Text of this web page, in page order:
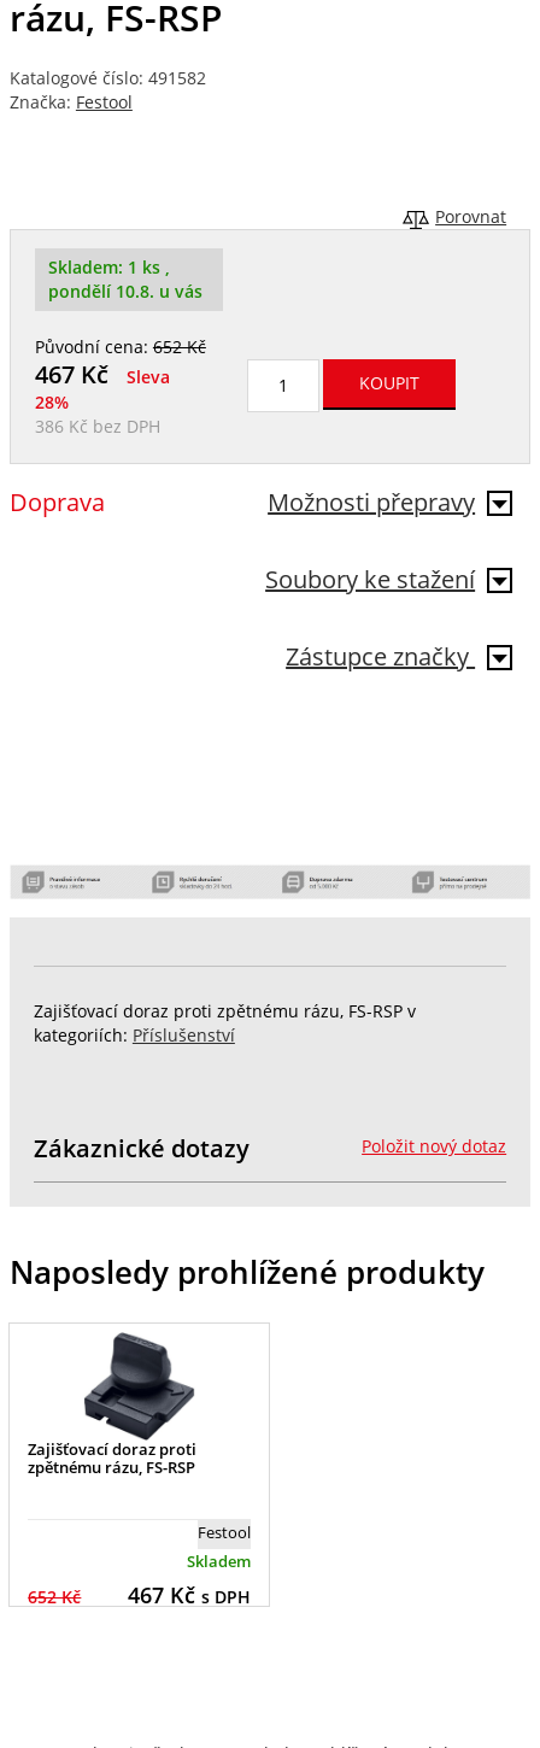
rázu, FS-RSP
Katalogové číslo: 491582
Značka: Festool
Porovnat
Skladem: 1 ks ,
pondělí 10.8. u vás
Původní cena:652 Kč
467Kč
Sleva
28%
386 Kč bez DPH
Možnosti přepravy
Doprava
Soubory ke stažení
Zástupce značky
Zajišťovací doraz proti zpětnému rázu, FS-RSP v
kategoriích: Příslušenství
Položit nový dotaz
Zákaznické dotazy
Naposledy prohlížené produkty
Zajišťovací doraz proti
zpětnému rázu, FS-RSP
Festool
Skladem
652 Kč 467Kč s DPH